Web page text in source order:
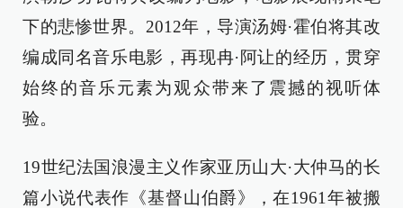
下的悲惨世界。2012年，导演汤姆·霍伯将其改
编成同名音乐电影，再现冉·阿让的经历，贯穿
始终的音乐元素为观众带来了震撼的视听体
验。
19世纪法国浪漫主义作家亚历山大·大仲马的长
篇小说代表作《基督山伯爵》，在1961年被搬